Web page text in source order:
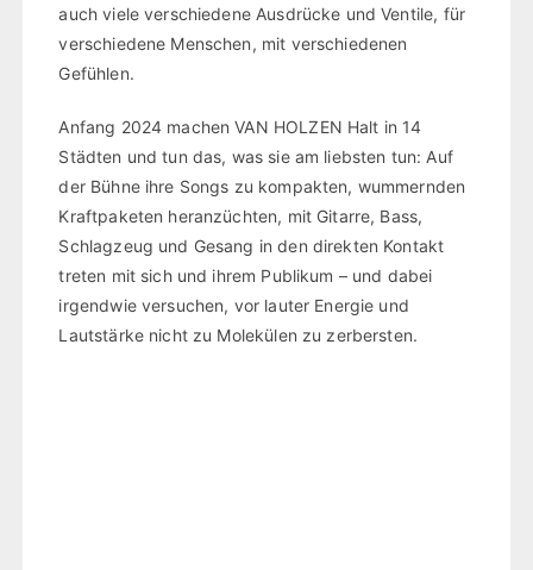
auch viele verschiedene Ausdrücke und Ventile, für
verschiedene Menschen, mit verschiedenen
Gefühlen.
Anfang 2024 machen VAN HOLZEN Halt in 14
Städten und tun das, was sie am liebsten tun: Auf
der Bühne ihre Songs zu kompakten, wummernden
Kraftpaketen heranzüchten, mit Gitarre, Bass,
Schlagzeug und Gesang in den direkten Kontakt
treten mit sich und ihrem Publikum – und dabei
irgendwie versuchen, vor lauter Energie und
Lautstärke nicht zu Molekülen zu zerbersten.